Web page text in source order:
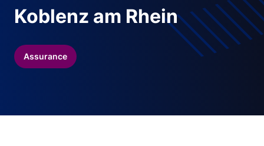
Koblenz am Rhein
Assurance